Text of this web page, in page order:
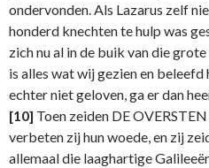
ondervonden. Als Lazarus zelf
honderd knechten te hulp was
zich nu al in de buik van die
is alles wat wij gezien en
echter niet geloven, ga er dan
[10] Toen zeiden DE
verbeten zij hun woede, en zij
allemaal die laaghartige